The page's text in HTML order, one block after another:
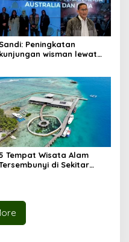
Sandi: Peningkatan
kunjungan wisman lewat
Tempat Wisata Alam
di Sekitar